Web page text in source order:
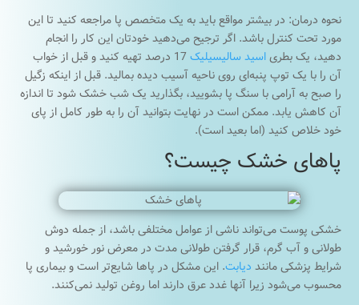
نحوه درمان: در بیشتر مواقع باید به یک متخصص پا مراجعه کنید تا این
مورد تحت کنترل باشد. اگر ترجیح می‌دهید خودتان این کار را انجام
دهید، یک بطریاسید سالیسیلیک
17 درصد تهیه کنید و قبل از خواب
آن را با یک توپ پنبه‌ای روی ناحیه آسیب دیده بمالید. قبل از اینکه زگیل
را صبح به آرامی با سنگ پا بشویید، بگذارید یک شب خشک شود تا اندازه
آن کاهش یابد. ممکن است در نهایت بتوانید آن را به طور کامل از پای
خود خلاص کنید (اما بعید است).
پاهای خشک چیست؟
خشکی پوست می‌تواند ناشی از عوامل مختلفی باشد، از جمله دوش
طولانی و آب گرم، قرار گرفتن طولانی مدت در معرض نور خورشید و
شرایط پزشکی مانند دیابت. این مشکل در پاها شایع‌تر است و بیماری‌ پا
محسوب می‌شود زیرا آنها غدد عرق دارند اما روغن تولید نمی‌کنند.